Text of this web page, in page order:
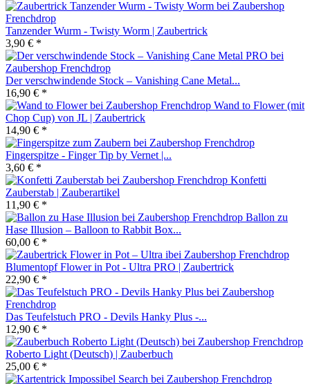
Tanzender Wurm - Twisty Worm | Zaubertrick
3,90 € *
Der verschwindende Stock – Vanishing Cane Metal...
16,90 € *
Wand to Flower (mit
Chop Cup) von JL | Zaubertrick
14,90 € *
Fingerspitze - Finger Tip by Vernet |...
3,60 € *
Konfetti
Zauberstab | Zauberartikel
11,90 € *
Ballon zu
Hase Illusion – Balloon to Rabbit Box...
60,00 € *
Blumentopf Flower in Pot - Ultra PRO | Zaubertrick
22,90 € *
Das Teufelstuch PRO - Devils Hanky Plus -...
12,90 € *
Roberto Light (Deutsch) | Zauberbuch
25,00 € *